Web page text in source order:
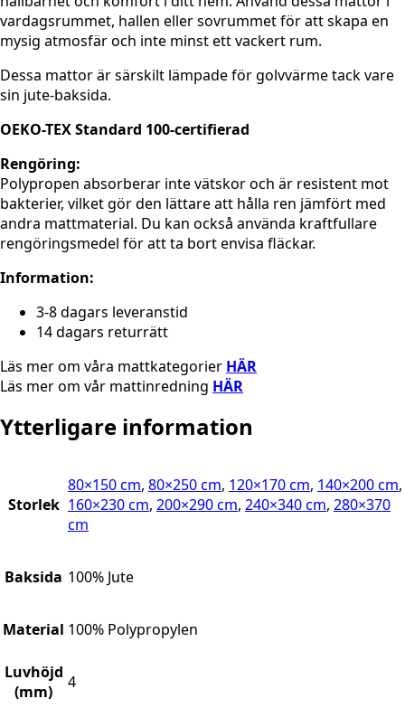
vardagsrummet, hallen eller sovrummet för att skapa en
mysig atmosfär och inte minst ett vackert rum.
Dessa mattor är särskilt lämpade för golvvärme tack vare
sin jute-baksida.
OEKO-TEX Standard 100-certifierad
Rengöring:
Polypropen absorberar inte vätskor och är resistent mot
bakterier, vilket gör den lättare att hålla ren jämfört med
andra mattmaterial. Du kan också använda kraftfullare
rengöringsmedel för att ta bort envisa fläckar.
Information:
3-8 dagars leveranstid
14 dagars returrätt
Läs mer om våra mattkategorier HÄR
Läs mer om vår mattinredning HÄR
Ytterligare information
Storlek
80×150 cm, 80×250 cm, 120×170 cm, 140×200 cm,
160×230 cm, 200×290 cm, 240×340 cm, 280×370
cm
Baksida 100% Jute
Material 100% Polypropylen
Luvhöjd
(mm)
4